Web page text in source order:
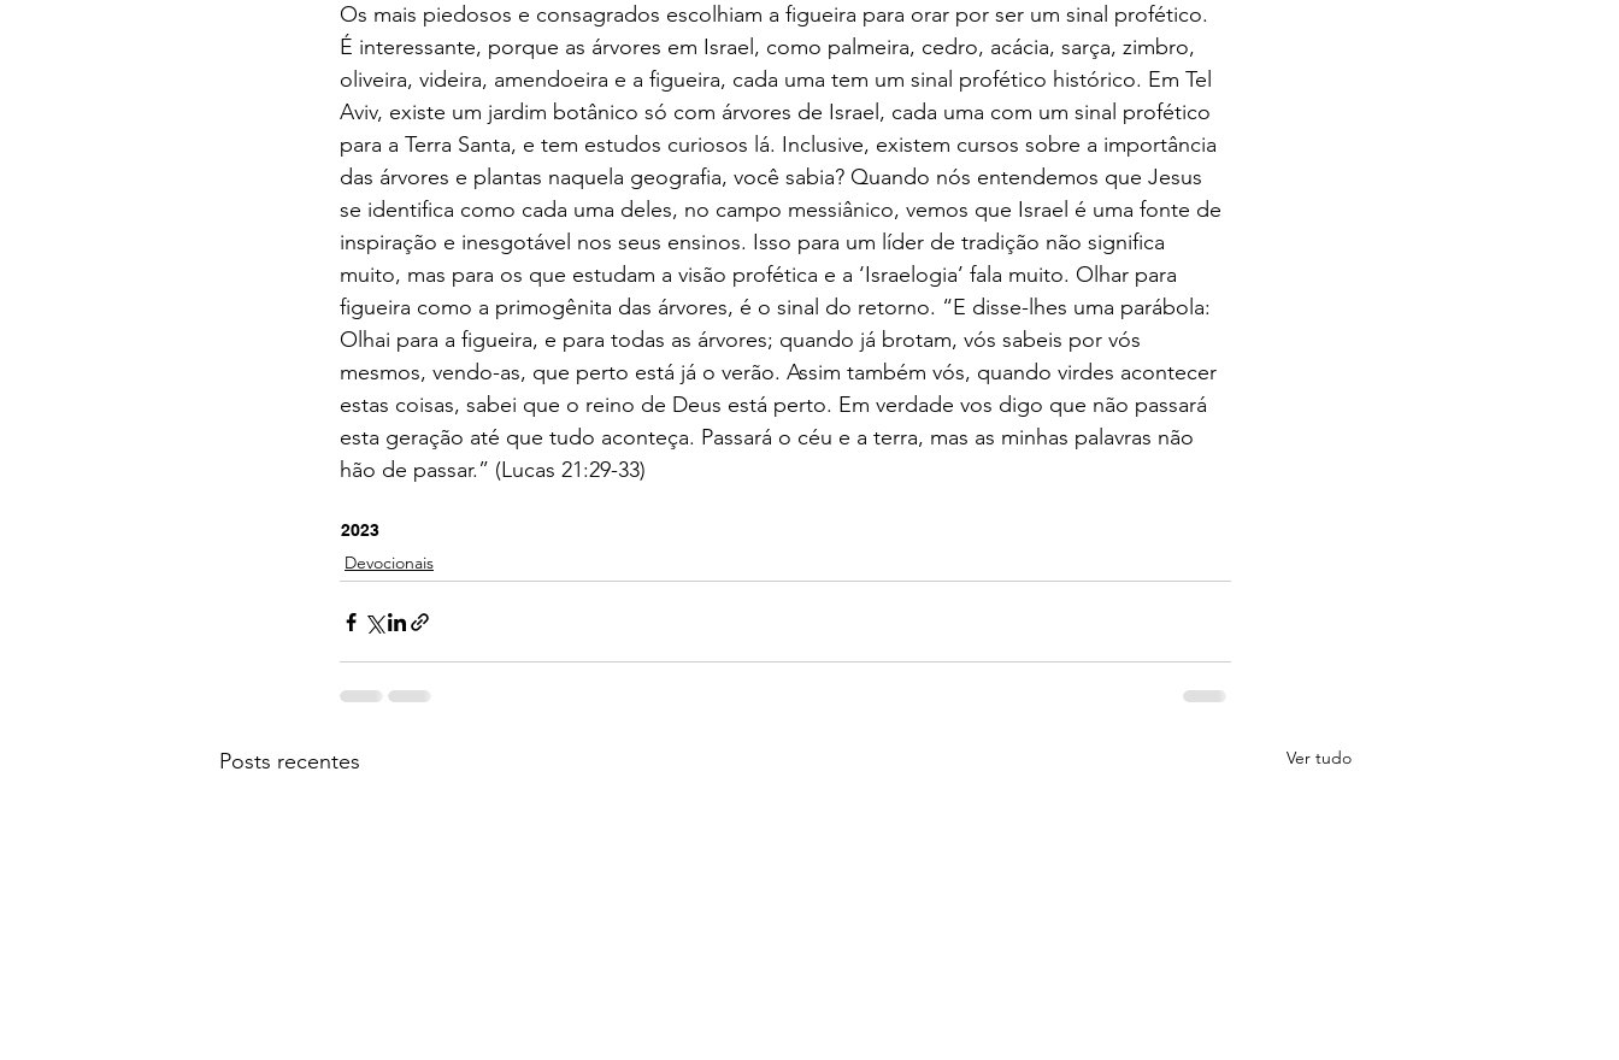
Os mais piedosos e consagrados escolhiam a figueira para orar por ser um sinal profético.
É interessante, porque as árvores em Israel, como palmeira, cedro, acácia, sarça, zimbro,
oliveira, videira, amendoeira e a figueira, cada uma tem um sinal profético histórico. Em Tel
Aviv, existe um jardim botânico só com árvores de Israel, cada uma com um sinal profético
para a Terra Santa, e tem estudos curiosos lá. Inclusive, existem cursos sobre a importância
das árvores e plantas naquela geografia, você sabia? Quando nós entendemos que Jesus
se identifica como cada uma deles, no campo messiânico, vemos que Israel é uma fonte de
inspiração e inesgotável nos seus ensinos. Isso para um líder de tradição não significa
muito, mas para os que estudam a visão profética e a ‘Israelogia’ fala muito. Olhar para
figueira como a primogênita das árvores, é o sinal do retorno. “E disse-lhes uma parábola:
Olhai para a figueira, e para todas as árvores; quando já brotam, vós sabeis por vós
mesmos, vendo-as, que perto está já o verão. Assim também vós, quando virdes acontecer
estas coisas, sabei que o reino de Deus está perto. Em verdade vos digo que não passará
esta geração até que tudo aconteça. Passará o céu e a terra, mas as minhas palavras não
hão de passar.” (Lucas 21:29-33)
2023
Devocionais
Posts recentes Ver tudo